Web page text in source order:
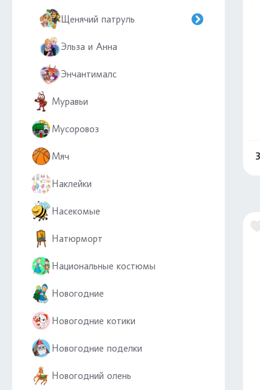
Щенячий патруль
Эльза и Анна
Энчантималс
Муравьи
Мусоровоз
Мяч
Наклейки
Насекомые
Натюрморт
Национальные костюмы
Новогодние
Новогодние котики
Новогодние поделки
Новогодний олень